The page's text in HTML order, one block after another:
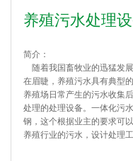
养殖污水处理
简介：
随着我国畜牧业的迅猛发
在眉睫，养殖污水具有典型
养殖场日常产生的污水收集
处理的处理设备。一体化污
钢，这个根据业主的要求可
养殖行业的污水，设计处理